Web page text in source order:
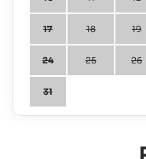
17 18 19
24 25 26
31